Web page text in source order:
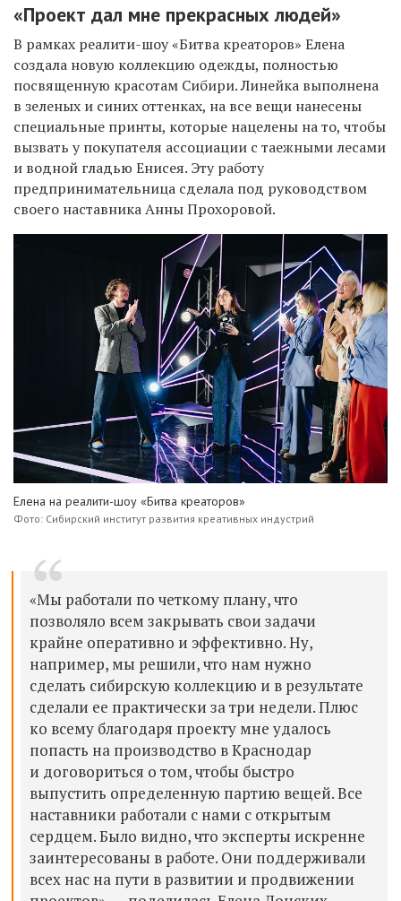
«Проект дал мне прекрасных людей»
В рамках реалити-шоу «Битва креаторов» Елена
создала новую коллекцию одежды, полностью
посвященную красотам Сибири. Линейка выполнена
в зеленых и синих оттенках, на все вещи нанесены
специальные принты, которые нацелены на то, чтобы
вызвать у покупателя ассоциации с таежными лесами
и водной гладью Енисея. Эту работу
предпринимательница сделала под руководством
своего наставника Анны Прохоровой.
Елена на реалити-шоу «Битва креаторов»
Фото: Сибирский институт развития креативных индустрий
«Мы работали по четкому плану, что
позволяло всем закрывать свои задачи
крайне оперативно и эффективно. Ну,
например, мы решили, что нам нужно
сделать сибирскую коллекцию и в результате
сделали ее практически за три недели. Плюс
ко всему благодаря проекту мне удалось
попасть на производство в Краснодар
и договориться о том, чтобы быстро
выпустить определенную партию вещей. Все
наставники работали с нами с открытым
сердцем. Было видно, что эксперты искренне
заинтересованы в работе. Они поддерживали
всех нас на пути в развитии и продвижении